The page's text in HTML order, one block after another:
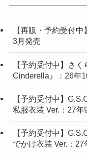
【再販・予約受付
3月発売
【予約受付中】さ
Cinderella』：26年
【予約受付中】
私服衣装 Ver.：27年
【予約受付中】
でかけ衣装 Ver.：27